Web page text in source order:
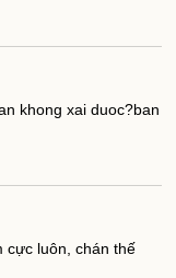
khong xai duoc?ban
cực luôn, chán thế